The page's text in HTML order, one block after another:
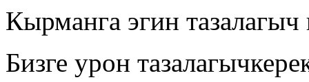
Кырманга эгин тазалагыч
Бизге урон